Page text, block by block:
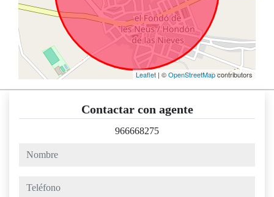
Leaflet | ©OpenStreetMapcontributors
Contactar con agente
966668275
nombre
teléfono